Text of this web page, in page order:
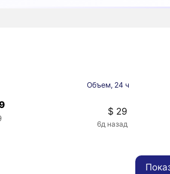
Объем, 24 ч
$ 29
6д назад